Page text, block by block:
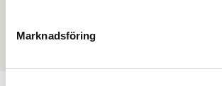
Marknadsföring
Det finns ännu ingen film för denna produkt